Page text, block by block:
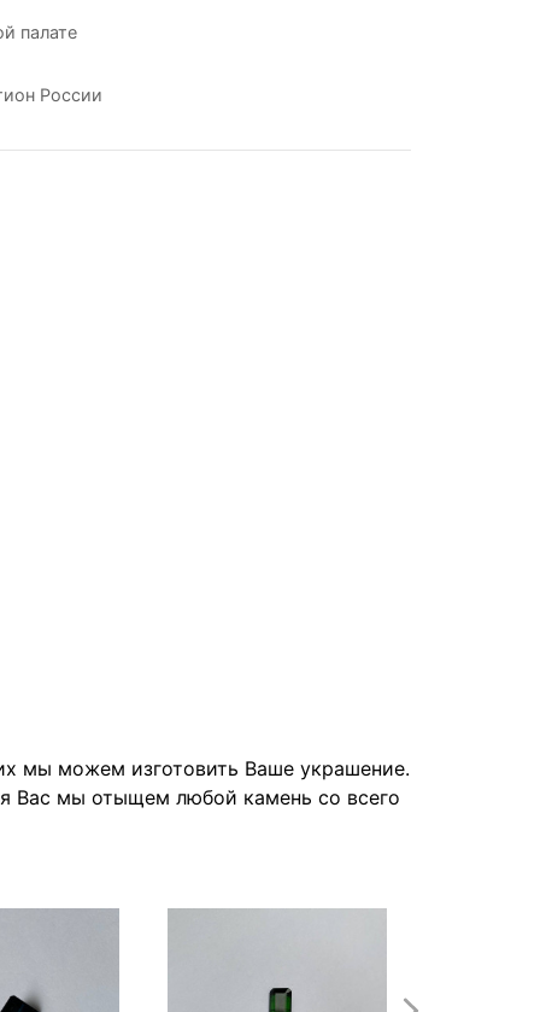
палате
России
мы можем изготовить Ваше украшение.
Вас мы отыщем любой камень со всего